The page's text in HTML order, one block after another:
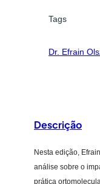
á
O
t
o
Tags
Dr. Efrain
Descrição
Nesta edição,
análise sobre o
prática